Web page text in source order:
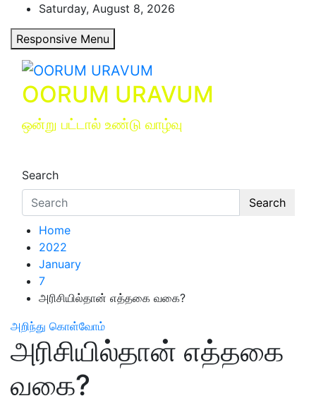
content
Saturday, August 8, 2026
Responsive Menu
OORUM URAVUM
ஒன்று பட்டால் உண்டு வாழ்வு
Search
Search
Home
2022
January
7
அரிசியில்தான் எத்தகை வகை?
அறிந்து கொள்வோம்
அரிசியில்தான் எத்தகை
வகை?